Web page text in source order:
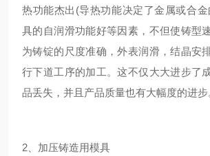
热功能杰出(导热功能决定了金属或合
具的自润滑功能好等因素，不但使铸型
为铸锭的尺度准确，外表润滑，结晶安
行下道工序的加工。这不仅大大进步了
品丢失，并且产品质量也有大幅度的进步
2、加压铸造用模具